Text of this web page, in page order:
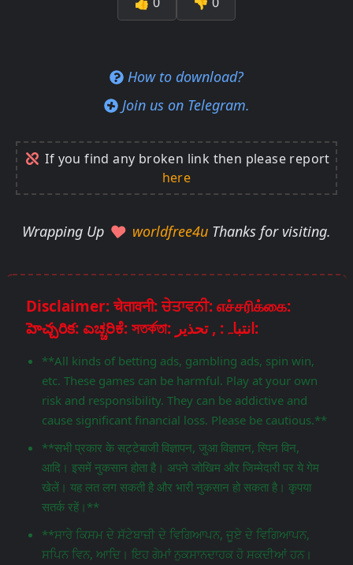
How to download?
Join us on Telegram.
If you find any broken link then please report
here
Wrapping Up worldfree4u Thanks for visiting.
Disclaimer: चेतावनी: ਚੇਤਾਵਨੀ: எச்சரிக்கை:
హెచ్చరిక: ಎಚ್ಚರಿಕೆ: সতর্কতা: انتباہ: , تحذير:
**All kinds of betting ads, gambling ads, spin win,
etc. These games can be harmful. Play at your own
risk and responsibility. They can be addictive and
cause significant financial loss. Please be cautious.**
**सभी प्रकार के सट्टेबाजी विज्ञापन, जुआ विज्ञापन, स्पिन विन,
आदि। इसमें नुकसान होता है। अपने जोखिम और जिम्मेदारी पर ये गेम
खेलें। यह लत लग सकती है और भारी नुकसान हो सकता है। कृपया
सतर्क रहें।**
**ਸਾਰੇ ਕਿਸਮ ਦੇ ਸੱਟੇਬਾਜ਼ੀ ਦੇ ਵਿਗਿਆਪਨ, ਜੂਏ ਦੇ ਵਿਗਿਆਪਨ,
ਸਪਿਨ ਵਿਨ, ਆਦਿ। ਇਹ ਗੇਮਾਂ ਨੁਕਸਾਨਦਾਹਕ ਹੋ ਸਕਦੀਆਂ ਹਨ।